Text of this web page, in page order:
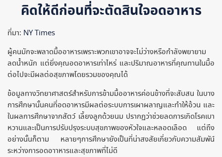
คิดให้ดีก่อนที่จะตัดสินใจอดอาหาร
ที่มา: NY Times
ผู้คนมักจะพลาดมื้ออาหารเพราะพวกเขาอาจจะไม่ว่างหรือกำลังพยายาม
ลดน้ำหนัก แต่ยิ่งคุณอดอาหารเท่าไหร่ และปริมาณอาหารที่คุณทานในมื้อ
ต่อไปจะมีผลต่อสุขภาพโดยรวมของคุณได้
ข้อมูลทางวิทยาศาสตร์สำหรับการข้ามมื้ออาหารค่อนข้างที่จะสับสน ในบาง
การศึกษานั้นคนที่อดอาหารมีผลต่อระบบการเผาผลาญและทำให้อ้วน และ
ในผลการศึกษาจากสัตว์ เลี้ยงลูกด้วยนม ปรากฏว่าช่วยลดการเกิดโรคเบา
หวานและเป็นการปรับปรุงระบบสุขภาพของหัวใจและหลอดเลือด แต่ถึง
อย่างนั้นก็ตาม หลายๆการศึกษายังเป็นที่น่าสงสัยเกี่ยวกับความสัมพัน์
ระหว่างการอดอาาหารและสุขภาพที่ไม่ดี